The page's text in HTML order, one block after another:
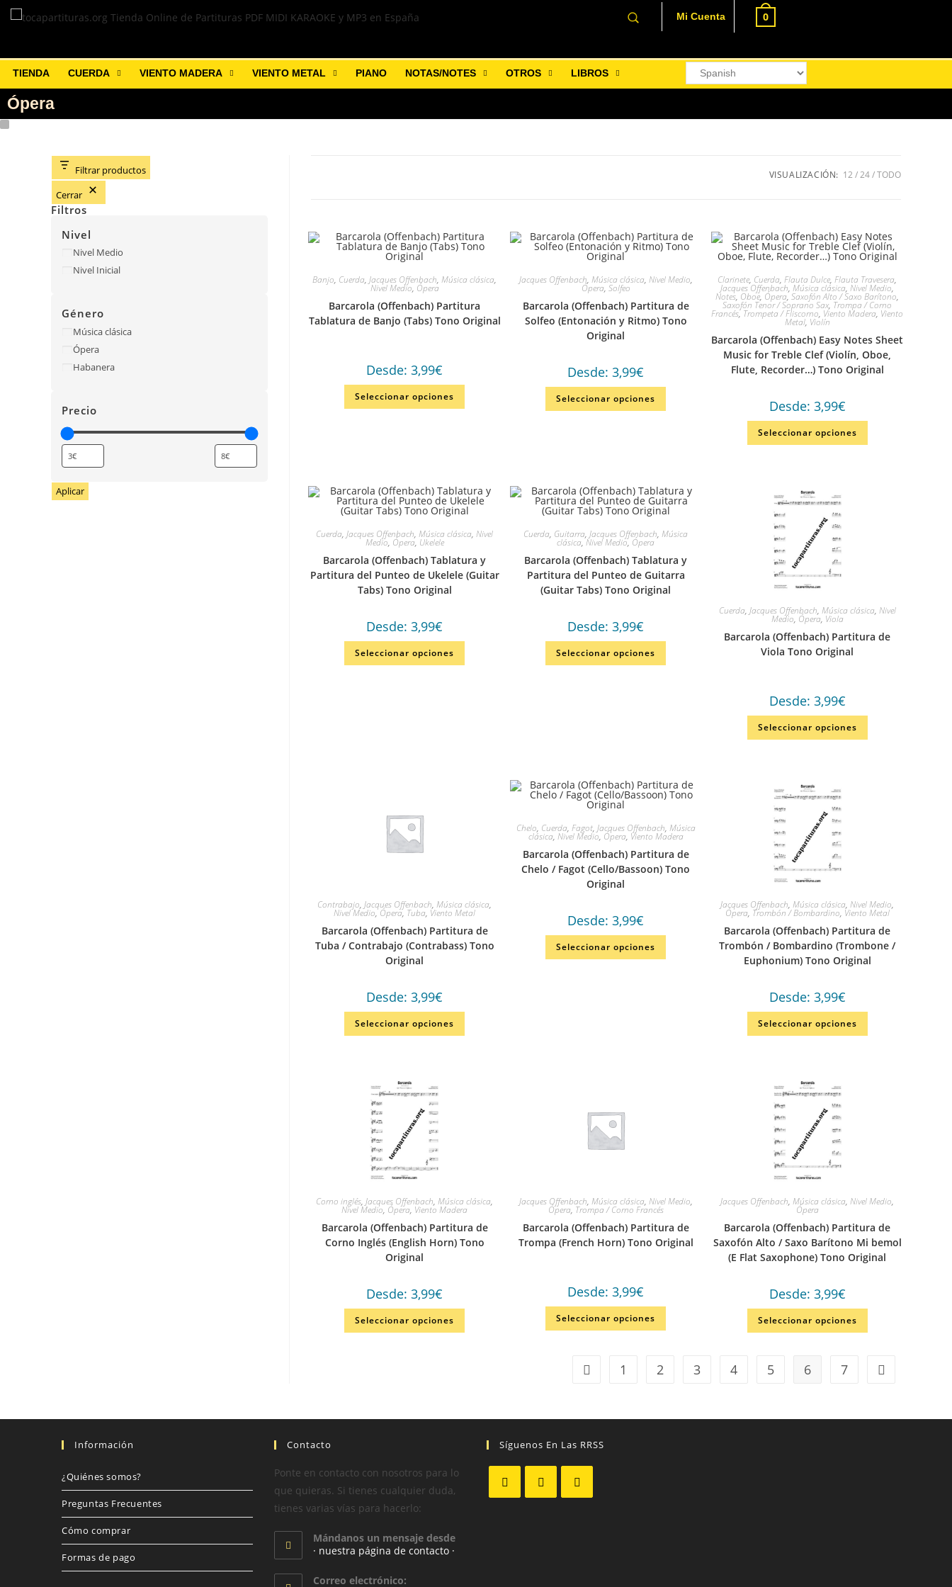
Mi Cuenta 0
TIENDA CUERDA VIENTO MADERA VIENTO METAL PIANO NOTAS/NOTES OTROS LIBROS
Ópera
Filtrar productos
Cerrar
Filtros
Nivel
Nivel Medio
Nivel Inicial
Género
Música clásica
Ópera
Habanera
Precio
Aplicar
VISUALIZACIÓN: 12 24 TODO
Banjo, Cuerda,Jacques Offenbach,Música clásica,
Nivel Medio, Ópera
Barcarola (Offenbach) Partitura
Tablatura de Banjo (Tabs) Tono Original
Desde:3,99€
Seleccionar opciones
Jacques Offenbach, Música clásica, Nivel Medio,
Ópera, Solfeo
Barcarola (Offenbach) Partitura de
Solfeo (Entonación y Ritmo) Tono
Original
Desde:3,99€
Seleccionar opciones
Clarinete, Cuerda,Flauta Dulce,Flauta Travesera,
Jacques Offenbach,Música clásica,Nivel Medio,
Notes, Oboe, Ópera,Saxofón Alto / Saxo Barítono,
Saxofón Tenor / Soprano Sax, Trompa / Corno
Francés, Trompeta / Fliscorno, Viento Madera, Viento
Metal, Violín
Barcarola (Offenbach) Easy Notes Sheet
Music for Treble Clef (Violín, Oboe,
Flute, Recorder…) Tono Original
Desde: 3,99€
Seleccionar opciones
Cuerda,Jacques Offenbach,Música clásica,Nivel
Medio, Ópera, Ukelele
Barcarola (Offenbach) Tablatura y
Partitura del Punteo de Ukelele (Guitar
Tabs) Tono Original
Desde:3,99€
Seleccionar opciones
Cuerda, Guitarra,Jacques Offenbach,Música
clásica,Nivel Medio, Ópera
Barcarola (Offenbach) Tablatura y
Partitura del Punteo de Guitarra
(Guitar Tabs) Tono Original
Desde:3,99€
Seleccionar opciones
Cuerda, Jacques Offenbach, Música clásica, Nivel
Medio, Ópera, Viola
Barcarola (Offenbach) Partitura de
Viola Tono Original
Desde: 3,99€
Seleccionar opciones
Contrabajo,Jacques Offenbach,Música clásica,
Nivel Medio,Ópera, Tuba, Viento Metal
Barcarola (Offenbach) Partitura de
Tuba / Contrabajo (Contrabass) Tono
Original
Desde:3,99€
Seleccionar opciones
Chelo, Cuerda, Fagot, Jacques Offenbach, Música
clásica, Nivel Medio, Ópera, Viento Madera
Barcarola (Offenbach) Partitura de
Chelo / Fagot (Cello/Bassoon) Tono
Original
Desde:3,99€
Seleccionar opciones
Jacques Offenbach,Música clásica,Nivel Medio,
Ópera, Trombón / Bombardino, Viento Metal
Barcarola (Offenbach) Partitura de
Trombón / Bombardino (Trombone /
Euphonium) Tono Original
Desde: 3,99€
Seleccionar opciones
Corno inglés,Jacques Offenbach,Música clásica,
Nivel Medio, Ópera, Viento Madera
Barcarola (Offenbach) Partitura de
Corno Inglés (English Horn) Tono
Original
Desde:3,99€
Seleccionar opciones
Jacques Offenbach, Música clásica, Nivel Medio,
Ópera, Trompa / Corno Francés
Barcarola (Offenbach) Partitura de
Trompa (French Horn) Tono Original
Desde:3,99€
Seleccionar opciones
Jacques Offenbach,Música clásica,Nivel Medio,
Ópera
Barcarola (Offenbach) Partitura de
Saxofón Alto / Saxo Barítono Mi bemol
(E Flat Saxophone) Tono Original
Desde: 3,99€
Seleccionar opciones
1 2 3 4 5 6 7
Información
¿Quiénes somos?
Preguntas Frecuentes
Cómo comprar
Formas de pago
Contacto
Ponte en contacto con nosotros para lo
que quieras. Si tienes cualquier duda,
tienes varias vías para hacerlo:
Mándanos un mensaje desde
· nuestra página de contacto ·
Correo electrónico:
Síguenos En Las RRSS